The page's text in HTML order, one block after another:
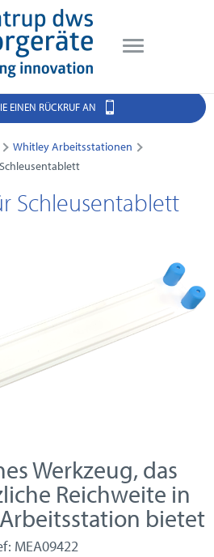
EINEN RÜCKRUF AN
Whitley Arbeitsstationen
Schleusentablett
Werkzeug, das
Reichweite in
bietet
MEA09422